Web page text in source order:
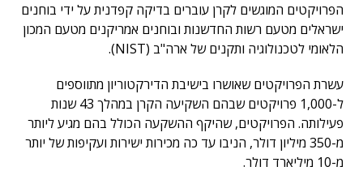
הפרויקטים המוגשים לקרן עוברים בדיקה קפדנית על ידי בוחנים
ישראלים מטעם רשות החדשנות ובוחנים אמריקנים מטעם המכון
הלאומי לטכנולוגיה ותקנים של ארה"ב (NIST).
עשרת הפרויקטים שאושרו בישיבת הדירקטוריון מתווספים
ל-1,000 פרויקטים שבהם השקיעה הקרן במהלך 43 שנות
פעילותה. הפרויקטים, שהיקף ההשקעה הכולל בהם מגיע ליותר
מ-350 מיליון דולר, הניבו עד כה מכירות ישירות ועקיפות של יותר
מ-10 מיליארד דולר.